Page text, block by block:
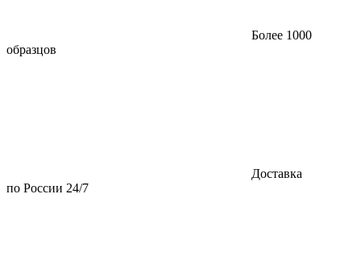
Более 1000
образцов
Доставка
по России 24/7